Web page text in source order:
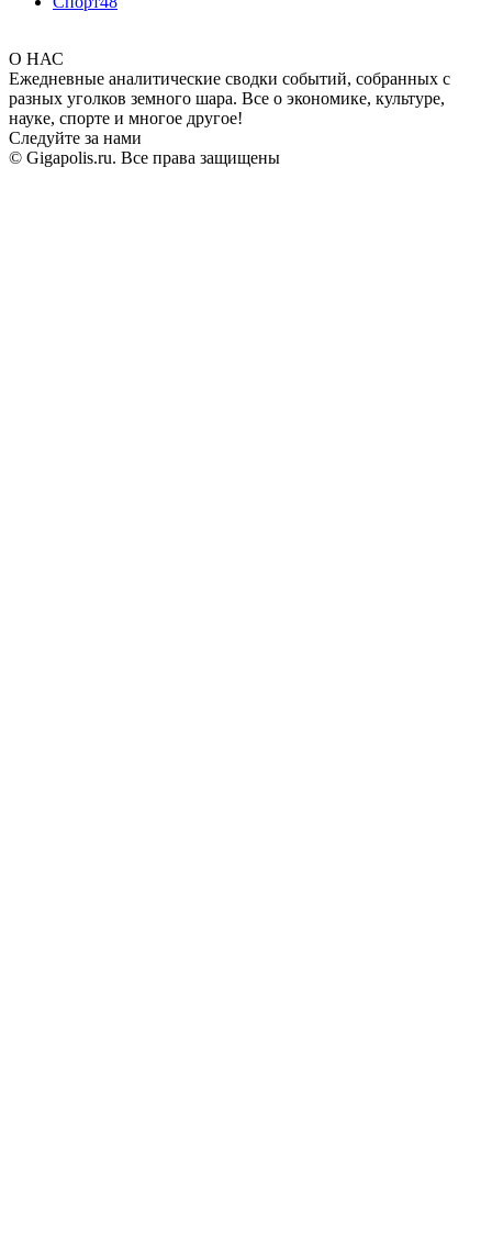
О НАС
Ежедневные аналитические сводки событий, собранных с
разных уголков земного шара. Все о экономике, культуре,
науке, спорте и многое другое!
Следуйте за нами
© Gigapolis.ru. Все права защищены